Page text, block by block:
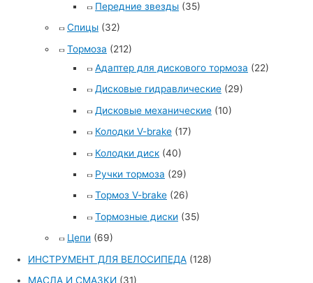
Передние звезды (35)
Спицы (32)
Тормоза (212)
Адаптер для дискового тормоза (22)
Дисковые гидравлические (29)
Дисковые механические (10)
Колодки V-brake (17)
Колодки диск (40)
Ручки тормоза (29)
Тормоз V-brake (26)
Тормозные диски (35)
Цепи (69)
ИНСТРУМЕНТ ДЛЯ ВЕЛОСИПЕДА (128)
МАСЛА И СМАЗКИ (31)